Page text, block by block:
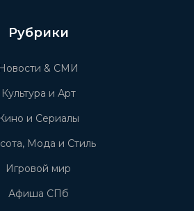
Рубрики
Новости & СМИ
Культура и Арт
Кино и Сериалы
Мода и Стиль
Игровой мир
Афиша СПб